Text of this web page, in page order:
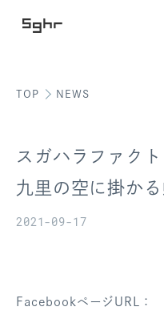
ショッピング バッ
TOP NEWS
スガハラファク
九里の空に掛か
2021-09-17
FacebookページURL：